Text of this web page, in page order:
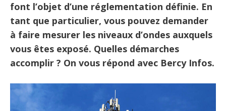
font l’objet d’une réglementation définie. En
tant que particulier, vous pouvez demander
à faire mesurer les niveaux d’ondes auxquels
vous êtes exposé. Quelles démarches
accomplir ? On vous répond avec Bercy Infos.